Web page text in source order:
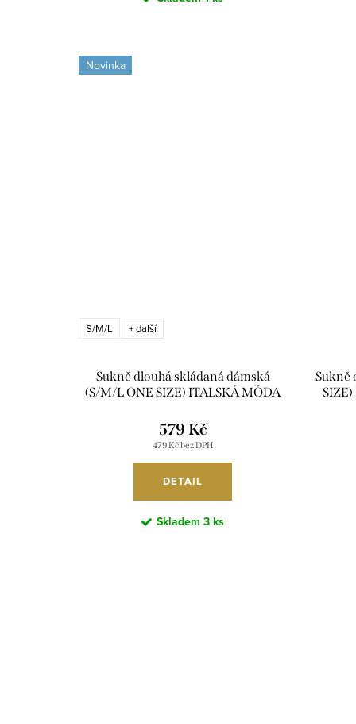
Novinka
S/M/L + další
Sukně dlouhá skládaná dámská
(S/M/L ONE SIZE) ITALSKÁ MÓDA
479 Kč bez DPH
579 Kč
DETAIL
Skladem3 ks
Sukně